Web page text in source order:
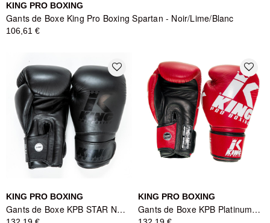
KING PRO BOXING
Gants de Boxe King Pro Boxing Spartan - Noir/Lime/Blanc
106,61 €
favorite_border
KING PRO BOXING
Gants de Boxe KPB STAR Noir - King Pro Boxing
favorite_border
KING PRO BOXING
Gants de Boxe KPB Platinum Series Rouge/Noir/Blanc - KING PRO BOXING